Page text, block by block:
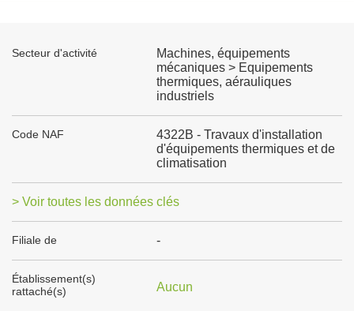
Secteur d'activité
Machines, équipements
mécaniques > Equipements
thermiques, aérauliques
industriels
Code NAF
4322B - Travaux d'installation
d'équipements thermiques et de
climatisation
> Voir toutes les données clés
Filiale de -
Établissement(s)
rattaché(s)
Aucun